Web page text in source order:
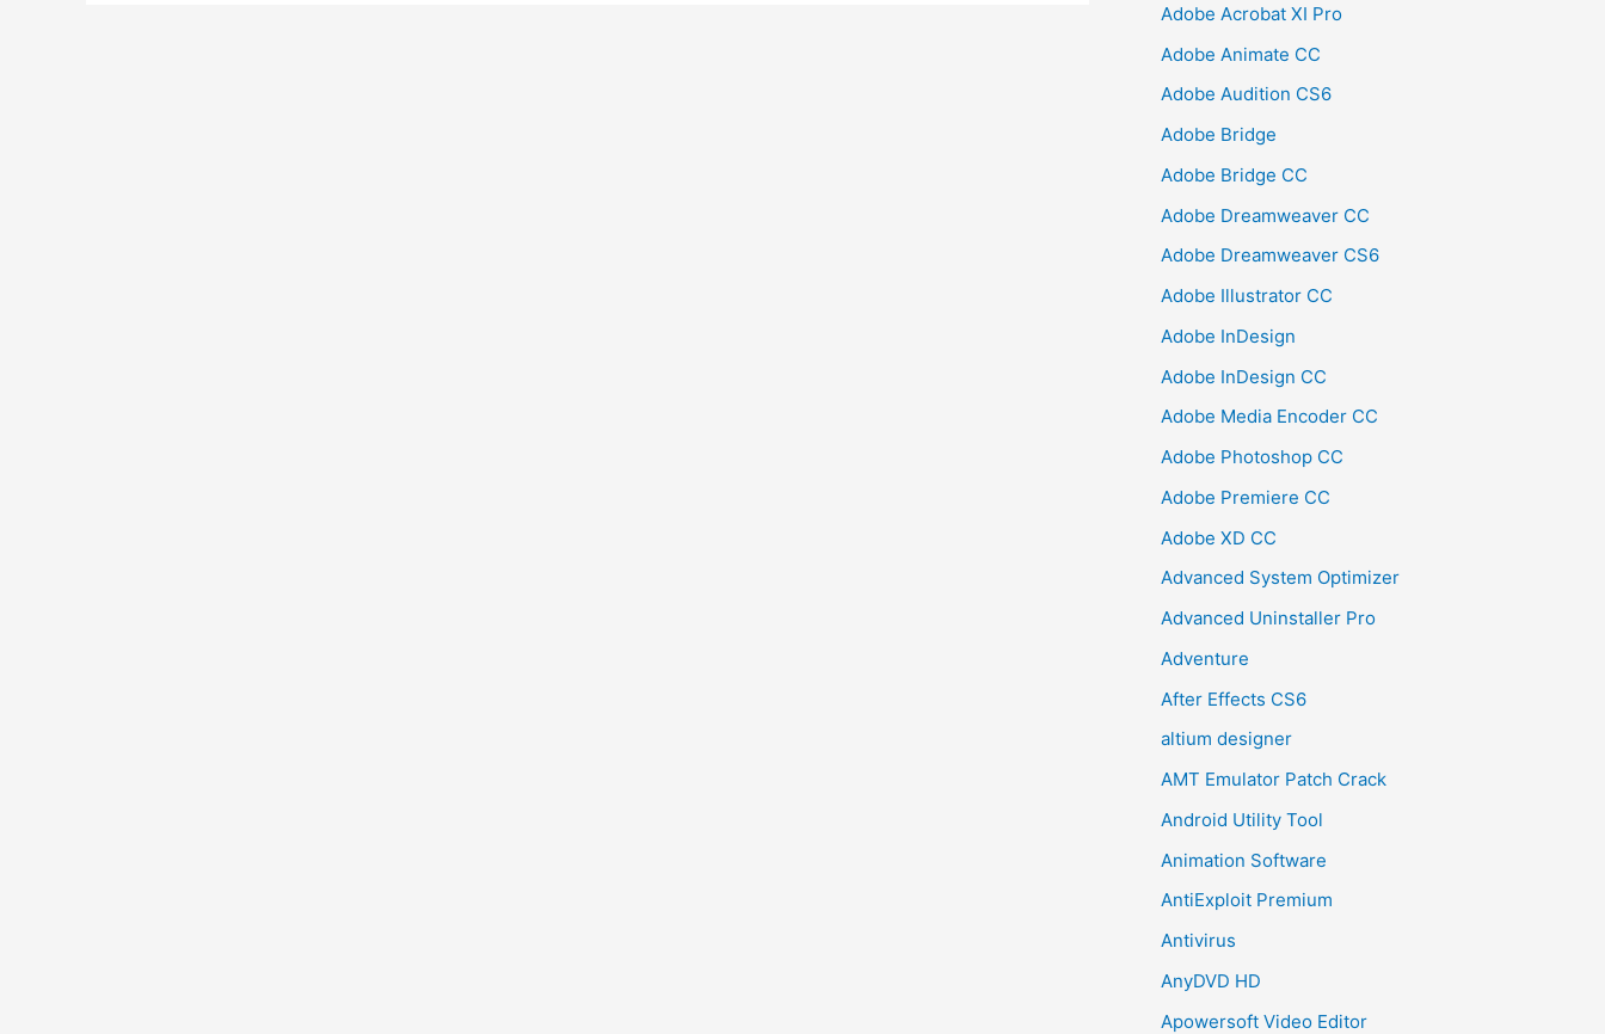
Adobe Acrobat XI Pro
Adobe Animate CC
Adobe Audition CS6
Adobe Bridge
Adobe Bridge CC
Adobe Dreamweaver CC
Adobe Dreamweaver CS6
Adobe Illustrator CC
Adobe InDesign
Adobe InDesign CC
Adobe Media Encoder CC
Adobe Photoshop CC
Adobe Premiere CC
Adobe XD CC
Advanced System Optimizer
Advanced Uninstaller Pro
Adventure
After Effects CS6
altium designer
AMT Emulator Patch Crack
Android Utility Tool
Animation Software
AntiExploit Premium
Antivirus
AnyDVD HD
Apowersoft Video Editor